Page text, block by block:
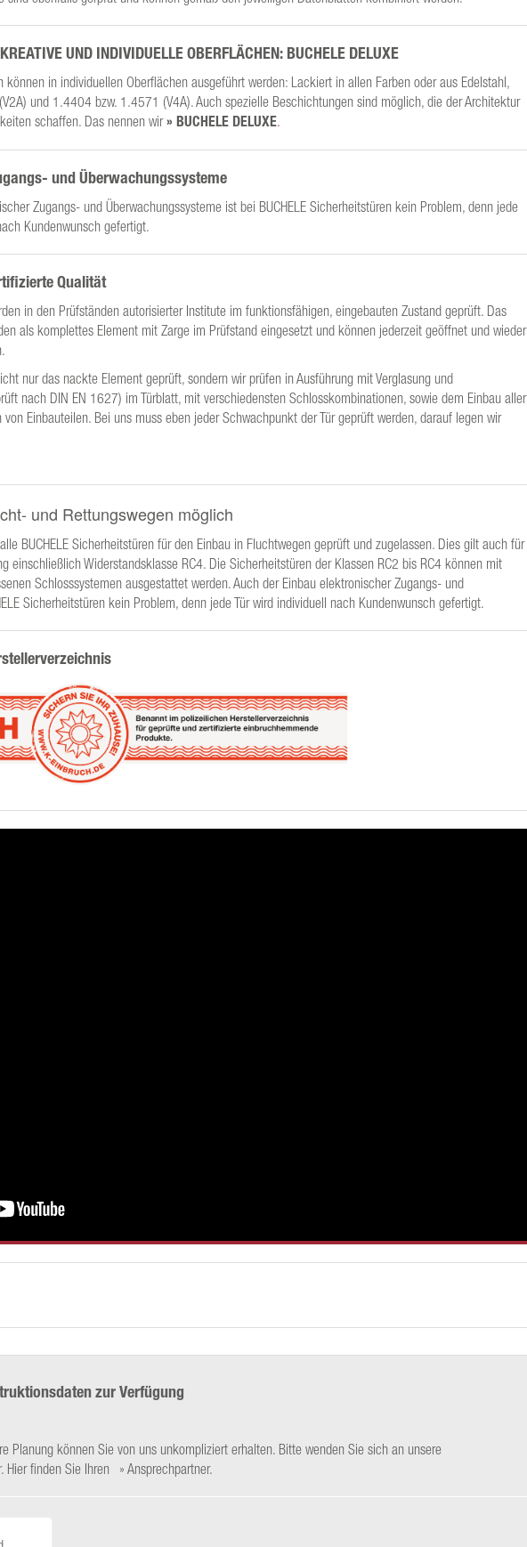
UND INDIVIDUELLE OBERFLÄCHEN: BUCHELE DELUXE
können in individuellen Oberflächen ausgeführt werden: Lackiert in allen Farben oder aus Edelstahl,
und 1.4404 bzw. 1.4571 (V4A). Auch spezielle Beschichtungen sind möglich, die der Architektur
schaffen. Das nennen wir» BUCHELE DELUXE.
und Überwachungssysteme
Zugangs- und Überwachungssysteme ist bei BUCHELE Sicherheitstüren kein Problem, denn jede
Kundenwunsch gefertigt.
Qualität
in den Prüfständen autorisierter Institute im funktionsfähigen, eingebauten Zustand geprüft. Das
als komplettes Element mit Zarge im Prüfstand eingesetzt und können jederzeit geöffnet und wieder
nur das nackte Element geprüft, sondern wir prüfen in Ausführung mit Verglasung und
nach DIN EN 1627) im Türblatt, mit verschiedensten Schlosskombinationen, sowie dem Einbau aller
von Einbauteilen. Bei uns muss eben jeder Schwachpunkt der Tür geprüft werden, darauf legen wir
und Rettungswegen möglich
BUCHELE Sicherheitstüren für den Einbau in Fluchtwegen geprüft und zugelassen. Dies gilt auch für
einschließlich Widerstandsklasse RC4. Die Sicherheitstüren der Klassen RC2 bis RC4 können mit
Schlosssystemen ausgestattet werden. Auch der Einbau elektronischer Zugangs- und
Sicherheitstüren kein Problem, denn jede Tür wird individuell nach Kundenwunsch gefertigt.
zur Verfügung
Planung können Sie von uns unkompliziert erhalten. Bitte wenden Sie sich an unsere
Hier finden Sie Ihren
Ansprechpartner.